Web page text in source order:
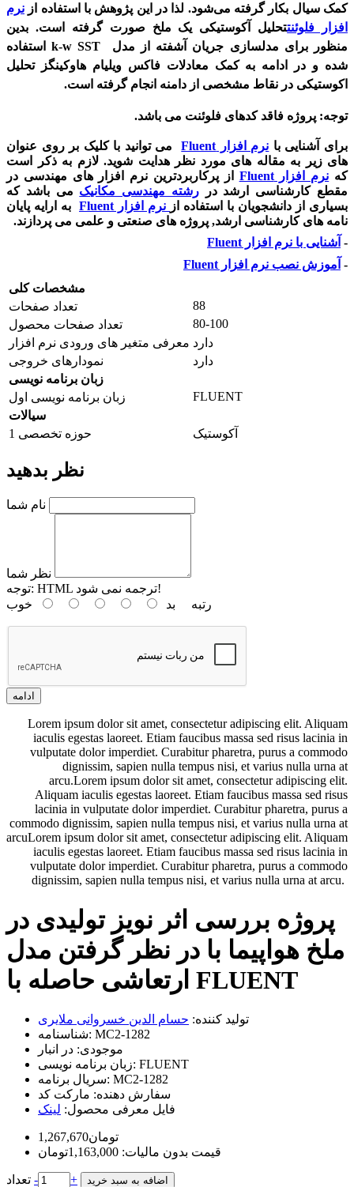
کمک سیال بکار گرفته می‌شود. لذا در این پژوهش با استفاده از نرم
افزار فلوئنتتحلیل آکوستیکی یک ملخ صورت گرفته است. بدین
منظور برای مدل­سازی جریان آشفته از مدل k-w SST استفاده
شده و در ادامه به کمک معادلات فاکس ویلیام هاوکینگز تحلیل
اکوستیکی در نقاط مشخصی از دامنه انجام گرفته است.
توجه: پروژه فاقد کدهای فلوئنت می باشد.
برای آشنایی با نرم افزار Fluent
می توانید با کلیک بر روی عنوان
های زیر به مقاله های مورد نظر هدایت شوید. لازم به ذکر است
که نرم افزار Fluent
از پرکاربردترین نرم افزار های مهندسی در
مقطع کارشناسی ارشد دررشته مهندسی مکانیک می باشد که
بسیاری از دانشجویان با استفاده از نرم افزار Fluent
به ارایه پایان
نامه های کارشناسی ارشد, پروژه های صنعتی و علمی می پردازند.
- آشنایی با نرم افزار Fluent
- آموزش نصب نرم افزار Fluent
مشخصات کلی
تعداد صفحات
88
تعداد صفحات محصول
80-100
معرفی متغیر های ورودی نرم افزار دارد
نمودارهای خروجی
دارد
زبان برنامه نویسی
زبان برنامه نویسی اول
FLUENT
سیالات
حوزه تخصصی 1
آکوستیک
نظر بدهید
نام شما
نظر شما
توجه:
HTML ترجمه نمی شود!
رتبه بد خوب
ادامه
Lorem ipsum dolor sit amet, consectetur adipiscing elit. Aliquam
iaculis egestas laoreet. Etiam faucibus massa sed risus lacinia in
vulputate dolor imperdiet. Curabitur pharetra, purus a commodo
dignissim, sapien nulla tempus nisi, et varius nulla urna at
arcu.Lorem ipsum dolor sit amet, consectetur adipiscing elit.
Aliquam iaculis egestas laoreet. Etiam faucibus massa sed risus
lacinia in vulputate dolor imperdiet. Curabitur pharetra, purus a
commodo dignissim, sapien nulla tempus nisi, et varius nulla urna at
arcuLorem ipsum dolor sit amet, consectetur adipiscing elit. Aliquam
iaculis egestas laoreet. Etiam faucibus massa sed risus lacinia in
vulputate dolor imperdiet. Curabitur pharetra, purus a commodo
dignissim, sapien nulla tempus nisi, et varius nulla urna at arcu.
پروژه بررسی اثر نویز تولیدی در
ملخ هواپیما با در نظر گرفتن مدل
ارتعاشی حاصله با FLUENT‌
تولید کننده: حسام الدین خسروانی ملایری
شناسنامه: MC2-1282
موجودی: در انبار
زبان برنامه نویسی: FLUENT
سریال برنامه: MC2-1282
سفارش دهنده: مارکت کد
فایل معرفی محصول: لینک
1,267,670تومان
قیمت بدون مالیات: 1,163,000تومان
تعداد - + اضافه به سبد خرید